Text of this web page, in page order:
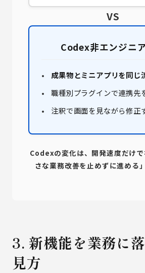
VS
Codex非エンジニ
成果物とミニアプリを同じ
職種別プラグインで連携先
注釈で画面を見ながら修正
Codexの変化は、開発速度だけ
さな業務改善を止めずに進める
3. 新機能を業務に
見方